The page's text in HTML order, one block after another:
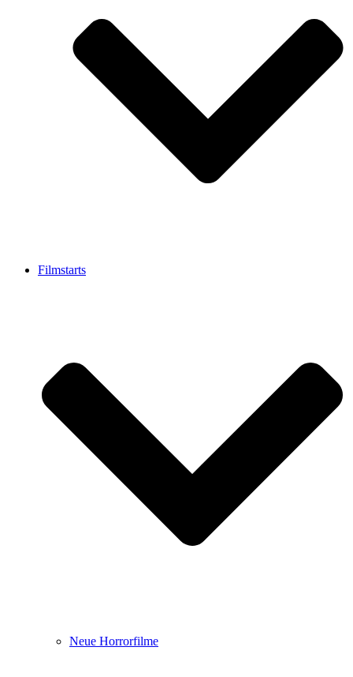
Filmstarts
Neue Horrorfilme